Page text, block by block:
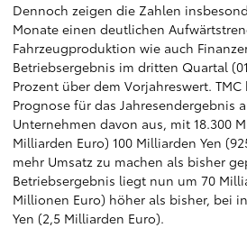
Dennoch zeigen die Zahlen
Monate einen deutlichen
Fahrzeugproduktion wie auch
Betriebsergebnis im dritten Quartal
Prozent über dem Vorjahreswert.
Prognose für das Jahresendergebnis
Unternehmen davon aus, mit 18.300
Milliarden Euro) 100 Milliarden Yen
mehr Umsatz zu machen als bisher
Betriebsergebnis liegt nun um 70
Millionen Euro) höher als bisher, bei
Yen (2,5 Milliarden Euro).